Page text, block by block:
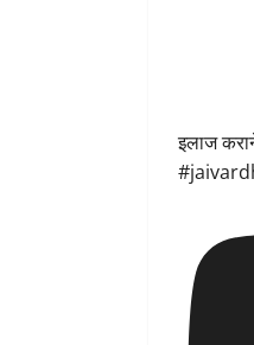
इलाज